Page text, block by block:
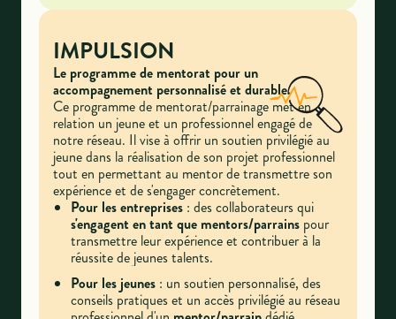
IMPULSION
Le programme de mentorat pour un
accompagnement personnalisé et durable.
Ce programme de mentorat/parrainage met en
relation un jeune et un professionnel engagé de
notre réseau. Il vise à offrir un soutien privilégié au
jeune dans la réalisation de son projet professionnel
tout en permettant au mentor de transmettre son
expérience et de s'engager concrètement.
Pour les entreprises : des collaborateurs qui
s'engagent en tant que mentors/parrains pour
transmettre leur expérience et contribuer à la
réussite de jeunes talents.
Pour les jeunes : un soutien personnalisé, des
conseils pratiques et un accès privilégié au réseau